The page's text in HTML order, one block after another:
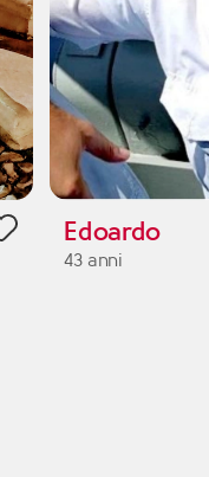
Edoardo
43 anni